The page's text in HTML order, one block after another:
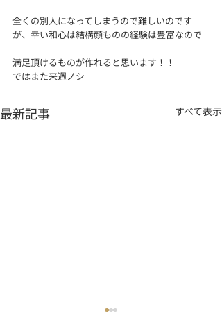
全くの別人になってしまうので難しいのです
が、幸い和心は結構顔ものの経験は豊富なので
満足頂けるものが作れると思います！！
ではまた来週ノシ
最新記事 すべて表示